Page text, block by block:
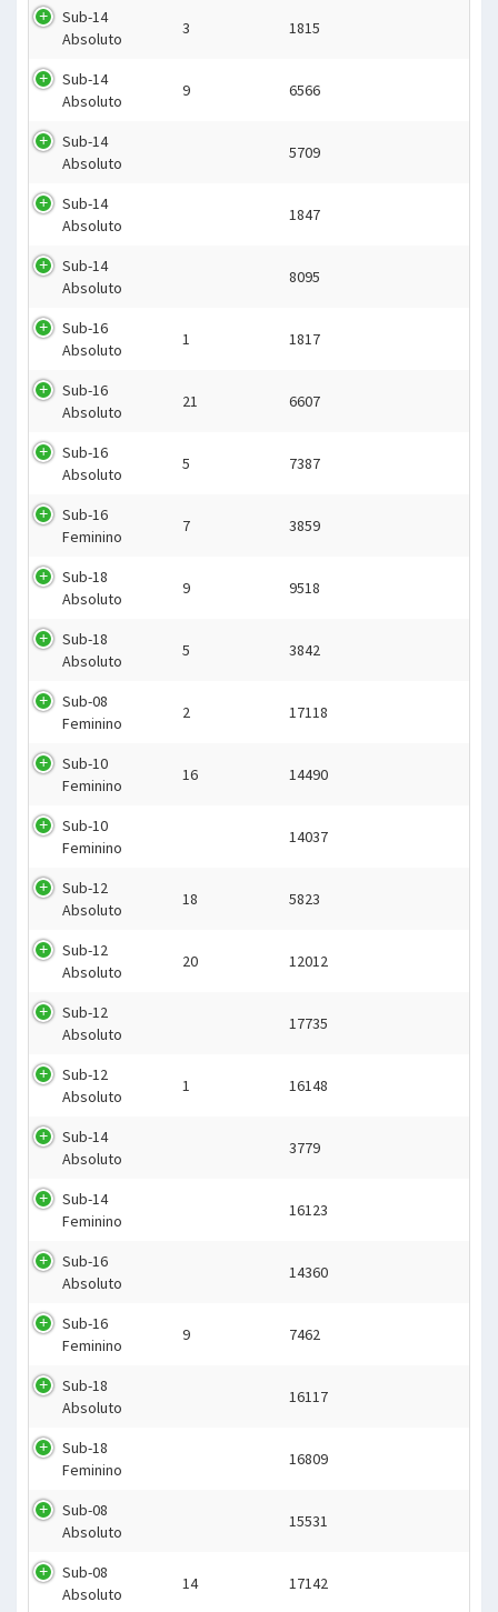
Sub-14
Absoluto
3 1815
Sub-14
Absoluto
9 6566
Sub-14
Absoluto
5709
Sub-14
Absoluto
1847
Sub-14
Absoluto
8095
Sub-16
Absoluto
1 1817
Sub-16
Absoluto
21 6607
Sub-16
Absoluto
5 7387
Sub-16
Feminino
7 3859
Sub-18
Absoluto
9 9518
Sub-18
Absoluto
5 3842
Sub-08
Feminino
2 17118
Sub-10
Feminino
16 14490
Sub-10
Feminino
14037
Sub-12
Absoluto
18 5823
Sub-12
Absoluto
20 12012
Sub-12
Absoluto
17735
Sub-12
Absoluto
1 16148
Sub-14
Absoluto
3779
Sub-14
Feminino
16123
Sub-16
Absoluto
14360
Sub-16
Feminino
9 7462
Sub-18
Absoluto
16117
Sub-18
Feminino
16809
Sub-08
Absoluto
15531
Sub-08
Absoluto
14 17142